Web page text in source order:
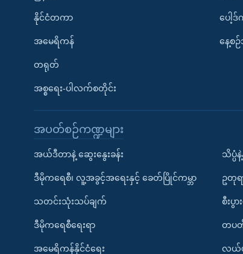
နိုင်ငံတကာ
အမေရိကန်
တရုတ်
အစ္စရေး-ပါလက်စတိုင်း
ပေါ့
နေ့စ
အပတ်စဉ်ကဏ္ဍများ
အယ်ဒီတာနဲ့ ဆွေးနွေးခန်း
ဒီမိုကရေစီ၊ လူ့အခွင့်အရေးနှင့် ခေတ်ပြိုင်ကမ္ဘာ
သတင်းသုံးသပ်ချက်
ဒီမိုကရေစီရေးရာ
အမေရိကန်နိုင်ငံရေး
သိပ္ပံ
ဥတုရ
စီးပွာ
တပတ်
လယ်ယ